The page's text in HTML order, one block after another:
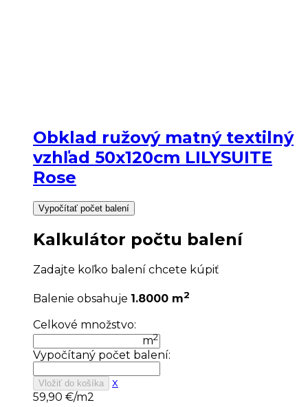
Obklad ružový matný textilný
vzhľad 50x120cm LILYSUITE
Rose
Vypočítať počet balení
Kalkulátor počtu balení
Zadajte koľko balení chcete kúpiť
Balenie obsahuje 1.8000 m2
Celkové množstvo:
m2
Vypočítaný počet balení:
Vložiť do košíka
x
59,90 €/m2